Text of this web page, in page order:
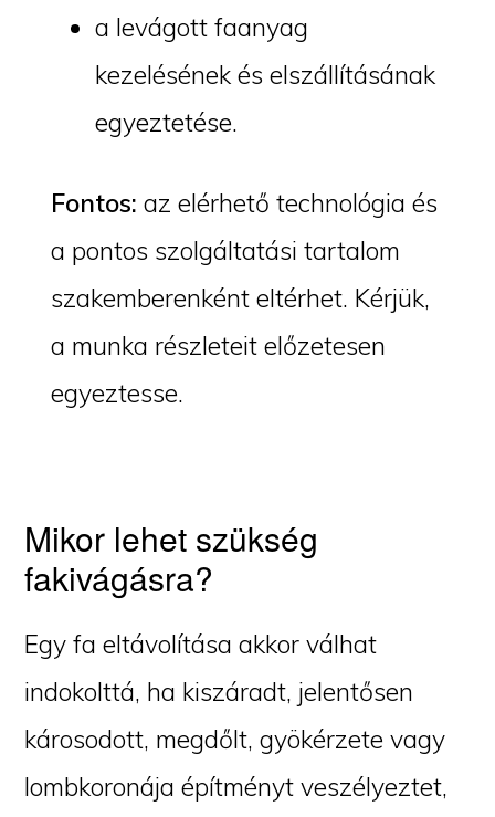
a levágott faanyag
kezelésének és elszállításának
egyeztetése.
Fontos: az elérhető technológia és
a pontos szolgáltatási tartalom
szakemberenként eltérhet. Kérjük,
a munka részleteit előzetesen
egyeztesse.
Mikor lehet szükség
fakivágásra?
Egy fa eltávolítása akkor válhat
indokolttá, ha kiszáradt, jelentősen
károsodott, megdőlt, gyökérzete vagy
lombkoronája építményt veszélyeztet,